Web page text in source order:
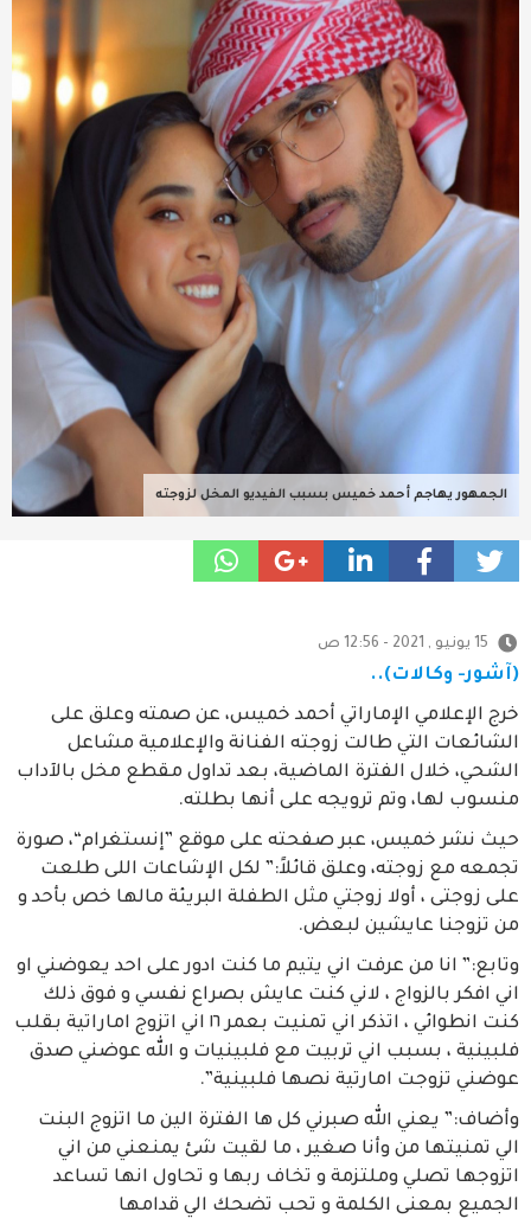
الجمهور يهاجم أحمد خميس بسبب الفيديو المخل لزوجته
15 يونيو , 2021 - 12:56 ص
(آشور- وكالات)..
خرج الإعلامي الإماراتي أحمد خميس، عن صمته وعلق على
الشائعات التي طالت زوجته الفنانة والإعلامية مشاعل
الشحي، خلال الفترة الماضية، بعد تداول مقطع مخل بالآداب
منسوب لها، وتم ترويجه على أنها بطلته.
حيث نشر خميس، عبر صفحته على موقع ”إنستغرام“، صورة
تجمعه مع زوجته، وعلق قائلاً:” لكل الإشاعات اللى طلعت
على زوجتى ، أولا زوجتي مثل الطفلة البريئة مالها خص بأحد و
من تزوجنا عايشين لبعض.
وتابع:” انا من عرفت اني يتيم ما كنت ادور على احد يعوضني او
اني افكر بالزواج ، لاني كنت عايش بصراع نفسي و فوق ذلك
كنت انطوائي ، اتذكر اني تمنيت بعمر ١٦ اني اتزوج اماراتية بقلب
فلبينية ، بسبب اني تربيت مع فلبينيات و الله عوضني صدق
عوضني تزوجت امارتية نصها فلبينية”.
وأضاف:” يعني الله صبرني كل ها الفترة الين ما اتزوج البنت
الي تمنيتها من وأنا صغير ، ما لقيت شئ يمنعني من اني
اتزوجها تصلي وملتزمة و تخاف ربها و تحاول انها تساعد
الجميع بمعنى الكلمة و تحب تضحك الي قدامها
عربية ودولية
تقنيات
تحقيقات صحفية
مقالات
عامة ومنوعات
طب وصحة